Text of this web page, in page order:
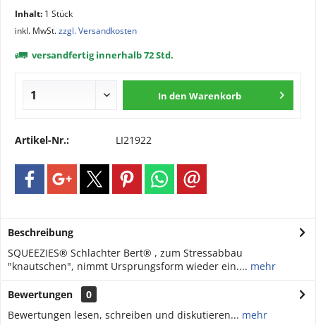
Inhalt: 1 Stück
inkl. MwSt.zzgl. Versandkosten
versandfertig innerhalb 72 Std.
In den Warenkorb
Artikel-Nr.: LI21922
Beschreibung
SQUEEZIES® Schlachter Bert® , zum Stressabbau
"knautschen", nimmt Ursprungsform wieder ein.... mehr
Bewertungen
0
Bewertungen lesen, schreiben und diskutieren... mehr